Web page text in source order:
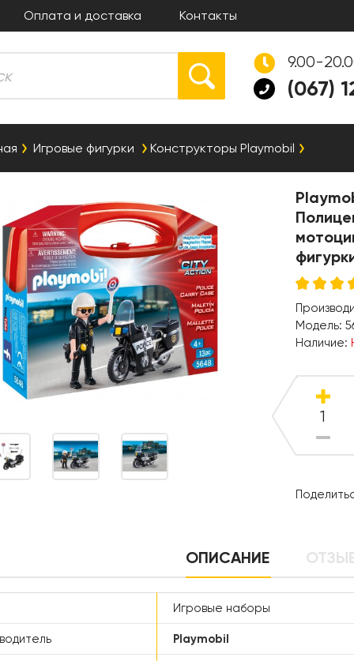
Оплата и доставка Контакты
9.00-
(067)
Игровые фигурки Конструкторы Playmobil
Модель:
Наличие:
ОПИСАНИЕ
Игровые наборы
Playmobil